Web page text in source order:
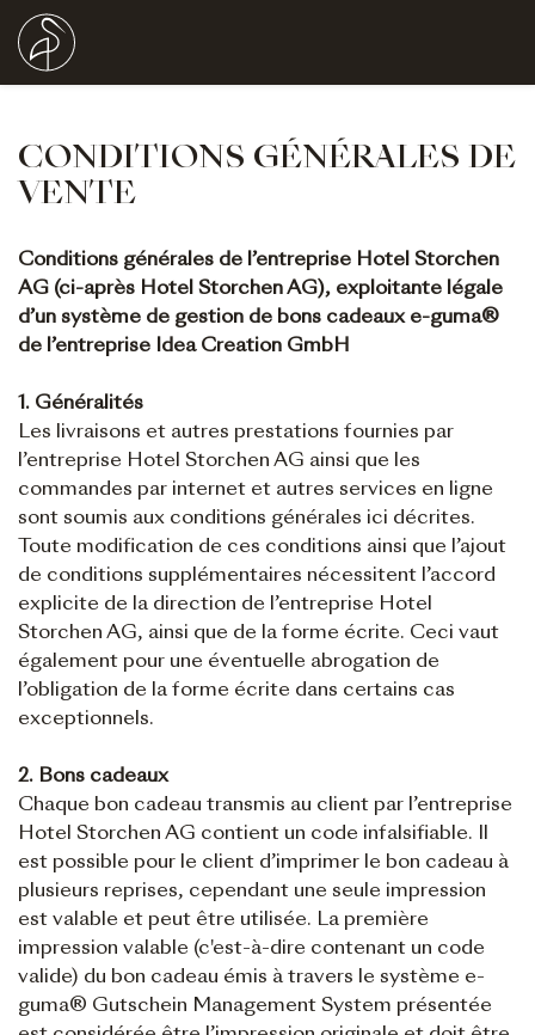
CONDITIONS GÉNÉRALES DE
VENTE
Conditions générales de l’entreprise Hotel Storchen
AG (ci-après Hotel Storchen AG), exploitante légale
d’un système de gestion de bons cadeaux e-guma®
de l’entreprise Idea Creation GmbH
1. Généralités
Les livraisons et autres prestations fournies par
l’entreprise Hotel Storchen AG ainsi que les
commandes par internet et autres services en ligne
sont soumis aux conditions générales ici décrites.
Toute modification de ces conditions ainsi que l’ajout
de conditions supplémentaires nécessitent l’accord
explicite de la direction de l’entreprise Hotel
Storchen AG, ainsi que de la forme écrite. Ceci vaut
également pour une éventuelle abrogation de
l’obligation de la forme écrite dans certains cas
exceptionnels.
2. Bons cadeaux
Chaque bon cadeau transmis au client par l’entreprise
Hotel Storchen AG contient un code infalsifiable. Il
est possible pour le client d’imprimer le bon cadeau à
plusieurs reprises, cependant une seule impression
est valable et peut être utilisée. La première
impression valable (c'est-à-dire contenant un code
valide) du bon cadeau émis à travers le système e-
guma® Gutschein Management System présentée